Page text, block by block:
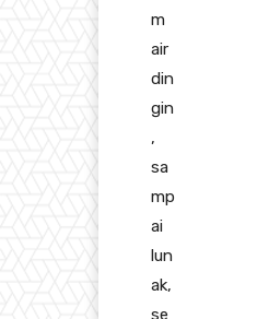
m
air
din
gin
,
sa
mp
ai
lun
ak,